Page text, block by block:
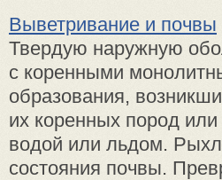
Выветривание и почвы
Твердую наружную
с коренными
образования,
их коренных пород
водой или льдом.
состояния почвы.